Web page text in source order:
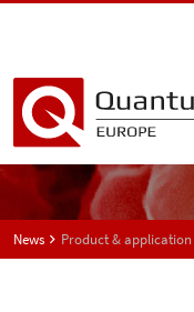
News Product & application